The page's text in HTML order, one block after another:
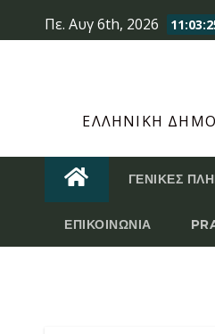
to
Πε. Αυγ 6th, 2026
ΕΛΛΗΝΙΚΉ
ΓΕΝΙΚΈΣ
ΕΠΙΚΟΙΝΩΝΊΑ